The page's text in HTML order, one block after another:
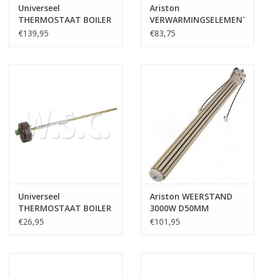
Universeel
THERMOSTAAT BOILER
DUBBELE VOELER
€139,95
Ariston
VERWARMINGSELEMENT
- 2200 W
€83,75
Universeel
THERMOSTAAT BOILER
270MM
€26,95
Ariston WEERSTAND
3000W D50MM
€101,95